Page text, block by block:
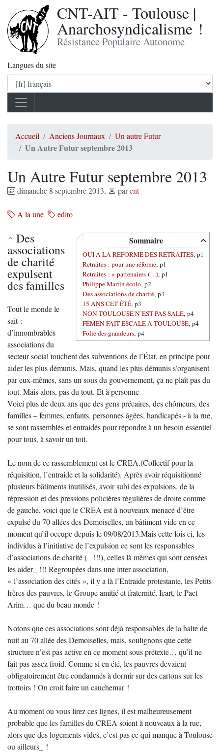
CNT-AIT - Toulouse |
Anarchosyndicalisme !
Résistance Populaire Autonome
Langues du site
Accueil Anciens Journaux Un autre Futur
Un Autre Futur septembre 2013
Un Autre Futur septembre 2013
dimanche 8 septembre 2013, parcnt
A la une edito
Sommaire
OUI A LA REFORME DES RETRAITES, p1
Retraites : pour une réforme, p1
Retraites : « partenaires (…), p1
Philippe Martin écolo, p2
Des associations de charité, p3
15 ANS CET ÉTÉ, p3
NON TOULOUSE N’EST PAS SALE, p4
FEMEN FAIT ESCALE A TOULOUSE, p4
Folie des grandeurs, p4
Des
associations
de charité
expulsent
des familles
Tout le monde le
sait :
d’innombrables
associations du
secteur social touchent des subventions de l’État, en principe pour
aider les plus démunis. Mais, quand les plus démunis s’organisent
par eux-mêmes, sans un sous du gouvernement, ça ne plaît pas du
tout. Mais alors, pas du tout. Et à personne
Voici plus de deux ans que des gens précaires, des chômeurs, des
familles – femmes, enfants, personnes âgées, handicapés - à la rue,
se sont rassemblés et entraidés pour répondre à un besoin essentiel
pour tous, à savoir un toit.
Le nom de ce rassemblement est le CREA.(Collectif pour la
réquisition, l’entraide et la solidarité). Après avoir réquisitionné
plusieurs bâtiments inutilisés, avoir subi des expulsions, de la
répression et des pressions policières régulières de droite comme
de gauche, voici que le CREA est à nouveaux menacé d’être
expulsé du 70 allées des Demoiselles, un bâtiment vide en ce
moment qu’il occupe depuis le 09/08/2013.Mais cette fois ci, les
individus à l’initiative de l’expulsion ce sont les responsables
d’associations de charité (_ !!!), celles là mêmes qui sont censées
les aider_ !!! Regroupées dans une inter association,
« l’association des cités », il y a là l’Entraide protestante, les Petits
frères des pauvres, le Groupe amitié et fraternité, Icart, le Pact
Arim… que du beau monde !
Notons que ces associations sont déjà responsables de la halte de
nuit au 70 allée des Demoiselles, mais, soulignons que cette
structure n’est pas active en ce moment sous prétexte… qu’il ne
fait pas assez froid. Comme si en été, les pauvres devaient
obligatoirement être condamnés à dormir sur des cartons sur les
trottoirs ! On croit faire un cauchemar !
Au moment ou vous lirez ces lignes, il est malheureusement
probable que les familles du CREA soient à nouveaux à la rue,
alors que des logements vides, c’est pas ce qui manque à Toulouse
ou ailleurs_ !